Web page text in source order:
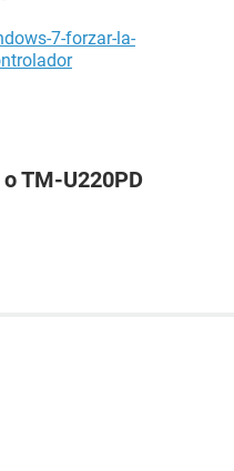
7-forzar-la-
TM-U220PD